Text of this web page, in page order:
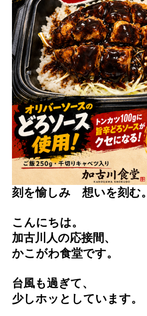
刻を愉しみ 想いを刻む。
こんにちは。
加古川人の応接間、
かこがわ食堂です。
台風も過ぎて、
少しホッとしています。